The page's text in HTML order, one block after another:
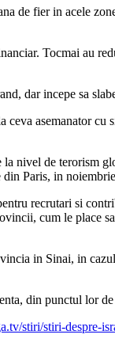
de fier in acele
Tocmai au
dar incepe sa
asemanator
nivel de terorism
Paris, in
recrutari si
cum le place
in Sinai, in
din punctul lor de
stiri/stiri-despre-